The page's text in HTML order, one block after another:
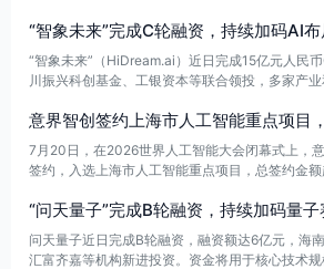
软件开发和AI应用开发等。今年公司已两次增资，
约1645万人民币。
“智象未来”完成C轮融资，持续加码AI布
“智象未来”（HiDream.ai）近日完成15亿元人民
川振兴科创基金、工银资本等联合领投，多家产
元，显示出资本市场对其发展前景的持续看好。
意界智创签约上海市人工智能重点项目
7月20日，在2026世界人工智能大会闭幕式上，
签约，入选上海市人工智能重点项目，总签约金
服务和家庭等更多应用场景。
“问天量子”完成B轮融资，持续加码量子
问天量子近日完成B轮融资，融资额达6亿元，海
汇富齐嘉等机构新进投资。资金将用于核心技术